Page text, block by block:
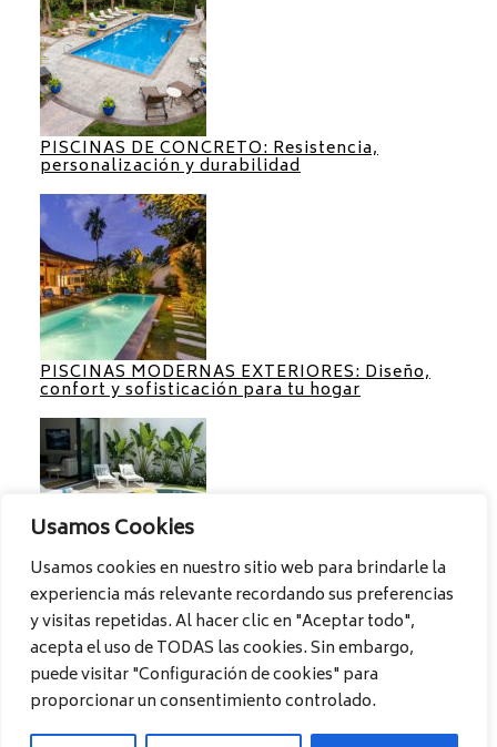
Usamos Cookies
Usamos cookies en nuestro sitio web para brindarle la
experiencia más relevante recordando sus preferencias
y visitas repetidas. Al hacer clic en "Aceptar todo",
acepta el uso de TODAS las cookies. Sin embargo,
puede visitar "Configuración de cookies" para
proporcionar un consentimiento controlado.
PISCINAS DE CONCRETO: Resistencia,
personalización y durabilidad
PISCINAS MODERNAS EXTERIORES: Diseño,
confort y sofisticación para tu hogar
PISCINAS PARA PATIOS PEQUEÑOS:
Aprovecha al máximo cada espacio
Ideas de piscinas para su casa